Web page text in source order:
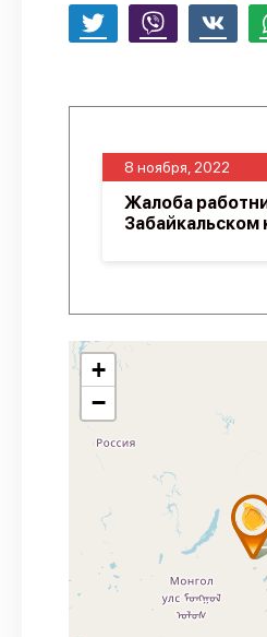
8 ноября, 2022
Жалоба
Забайкальском
+
−